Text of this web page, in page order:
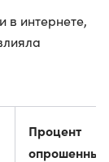
в интернете,
Процент
опрошенных,